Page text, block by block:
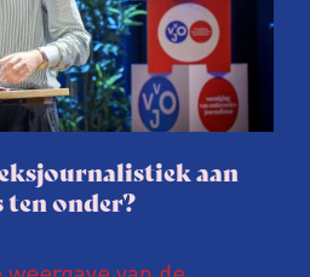
aangepast of
zelfs niet door.
aan
ten onder?